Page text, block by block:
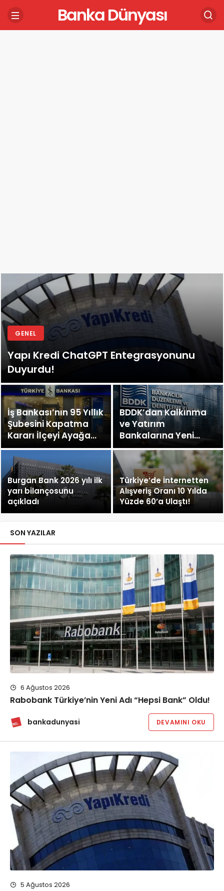
Banka Dünyası
GENEL
Yapı Kredi ChatGPT Entegrasyonunu
Duyurdu!
İş Bankası’nın 95 Yıllık
Şubesini Kapatma
Kararı İlçeyi Ayağa
Kaldırdı!
BDDK’dan Kalkınma
ve Yatırım
Bankalarına Yeni
Kredi Sınırı
Düzenlemesi!
Burgan Bank 2026 yılı ilk
yarı bilançosunu
açıkladı
Türkiye’de İnternetten
Alışveriş Oranı 10 Yılda
Yüzde 60’a Ulaştı!
SON YAZILAR
6 Ağustos 2026
Rabobank Türkiye’nin Yeni Adı “Hepsi Bank” Oldu!
bankadunyasi DEVAMINI OKU
5 Ağustos 2026